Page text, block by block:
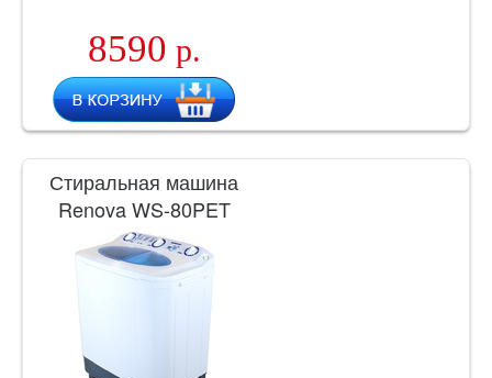
8590 р.
Стиральная машина
Renova WS-80PET